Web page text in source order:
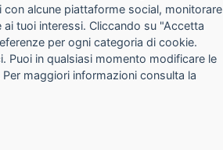
i.v.
alcune piattaforme social, monitorare
tuoi interessi. Cliccando su "Accetta
per ogni categoria di cookie.
Puoi in qualsiasi momento modificare le
maggiori informazioni consulta la